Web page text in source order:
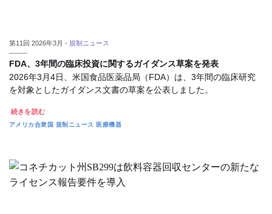
第11回 2026年3月 - 規制ニュース
FDA、3年間の臨床投資に関するガイダンス草案を発表
2026年3月4日、米国食品医薬品局（FDA）は、3年間の臨床研究
を対象としたガイダンス文書の草案を公表しました。
続きを読む
アメリカ合衆国 規制ニュース 医療機器